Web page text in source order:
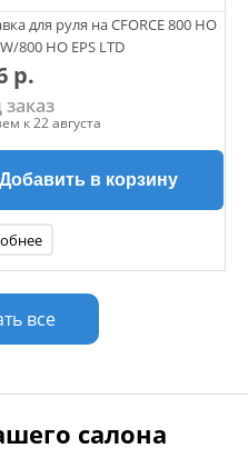
для руля на CFORCE 800 HO
800 HO EPS LTD
р.
заказ
к 22 августа
Добавить в корзину
все
салона